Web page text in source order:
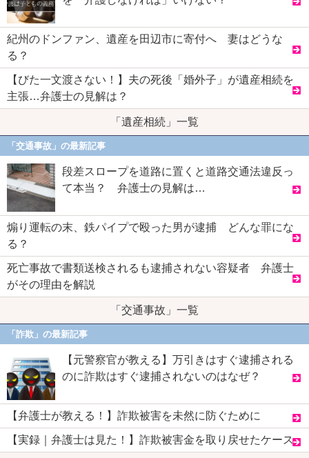
紀州のドンファン、遺産を田辺市に寄付へ 妻はどうな
る？
【びた一文渡さない！】夫の死後「婚外子」が遺産相続を
主張…弁護士の見解は？
「遺産相続」一覧
「交通事故」の最新記事
段差スロープを道路に置くと道路交通法違反っ
て本当？ 弁護士の見解は…
煽り運転の末、鉄パイプで殴った男が逮捕 どんな罪にな
る？
死亡事故で書類送検されるも逮捕されない容疑者 弁護士
がその理由を解説
「交通事故」一覧
「詐欺」の最新記事
【元警察官が教える】万引きはすぐ逮捕される
のに詐欺はすぐ逮捕されないのはなぜ？
【弁護士が教える！】詐欺被害を未然に防ぐために
【実録｜弁護士は見た！】詐欺被害金を取り戻せたケース